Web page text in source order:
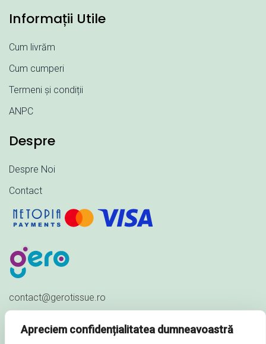
Apreciem confidențialitatea dumneavoastră
Informații Utile
Cum livrăm
Cum cumperi
Termeni și condiții
ANPC
Despre
Despre Noi
Contact
contact@gerotissue.ro
Str. Al. Ioan Cuza nr. 23,